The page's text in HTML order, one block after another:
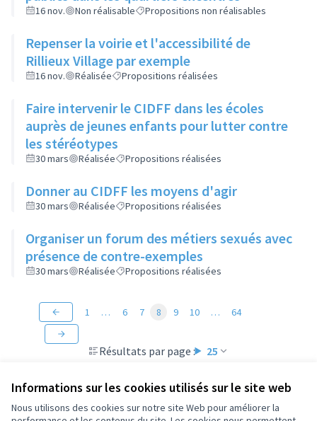
Informations sur les cookies utilisés sur le site web
Nous utilisons des cookies sur notre site Web pour améliorer la
16 nov. Non réalisable Propositions non réalisables
Repenser la voirie et l'accessibilité de
Rillieux Village par exemple
16 nov. Réalisée Propositions réalisées
Faire intervenir le CIDFF dans les écoles
auprès de jeunes enfants pour lutter contre
les stéréotypes
30 mars Réalisée Propositions réalisées
Donner au CIDFF les moyens d'agir
30 mars Réalisée Propositions réalisées
Organiser un forum des métiers sexués avec
présence de contre-exemples
30 mars Réalisée Propositions réalisées
Résultats par page : 25
1 … 6 7 8 9 10 … 64